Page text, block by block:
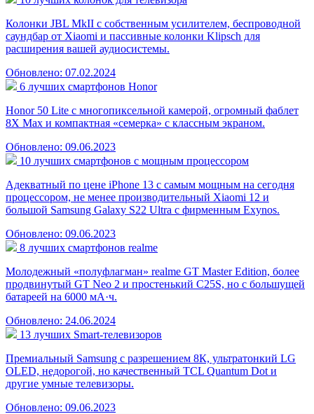
Колонки JBL MkII с собственным усилителем, беспроводной
саундбар от Xiaomi и пассивные колонки Klipsch для
расширения вашей аудиосистемы.
Обновлено: 07.02.2024
6 лучших смартфонов Honor
Honor 50 Lite с многопиксельной камерой, огромный фаблет
8X Max и компактная «семерка» с классным экраном.
Обновлено: 09.06.2023
10 лучших смартфонов с мощным процессором
Адекватный по цене iPhone 13 с самым мощным на сегодня
процессором, не менее производительный Xiaomi 12 и
большой Samsung Galaxy S22 Ultra с фирменным Exynos.
Обновлено: 09.06.2023
8 лучших смартфонов realme
Молодежный «полуфлагман» realme GT Master Edition, более
продвинутый GT Neo 2 и простенький C25S, но с большущей
батареей на 6000 мА·ч.
Обновлено: 24.06.2024
13 лучших Smart-телевизоров
Премиальный Samsung с разрешением 8К, ультратонкий LG
OLED, недорогой, но качественный TCL Quantum Dot и
другие умные телевизоры.
Обновлено: 09.06.2023